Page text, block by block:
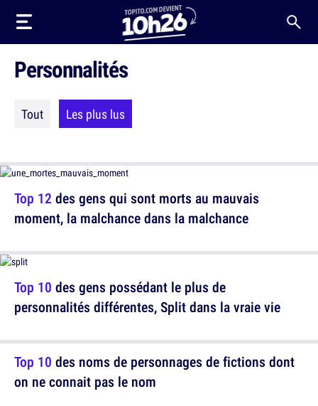
Personnalités
Tout Les plus lus
Top 12 des gens qui sont morts au mauvais
moment, la malchance dans la malchance
Top 10 des gens possédant le plus de
personnalités différentes, Split dans la vraie vie
Top 10 des noms de personnages de fictions dont
on ne connait pas le nom